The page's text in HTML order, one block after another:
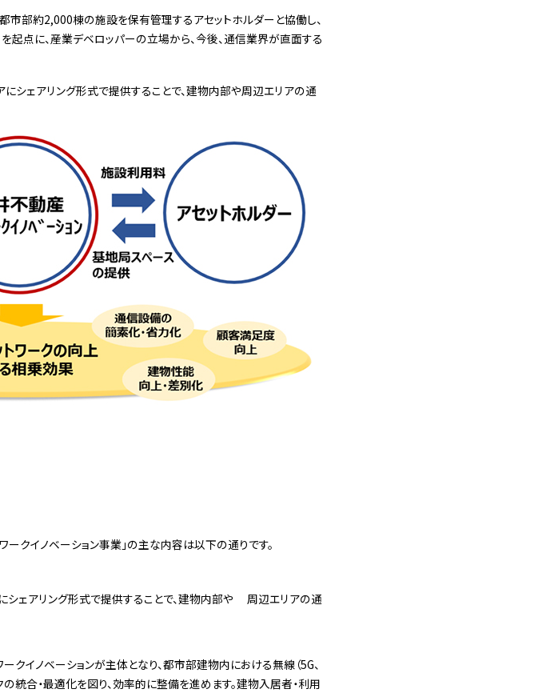
市部約2,000棟の施設を保有管理するアセットホルダーと協働し、
起点に、産業デベロッパーの立場から、今後、通信業界が直面する
シェアリング形式で提供することで、建物内部や周辺エリアの通
ークイノベーション事業」の主な内容は以下の通りです。
シェアリング形式で提供することで、建物内部や 周辺エリアの通
イノベーションが主体となり、都市部建物内における無線（5G、
統合・最適化を図り、効率的に整備を進めます。建物入居者・利用